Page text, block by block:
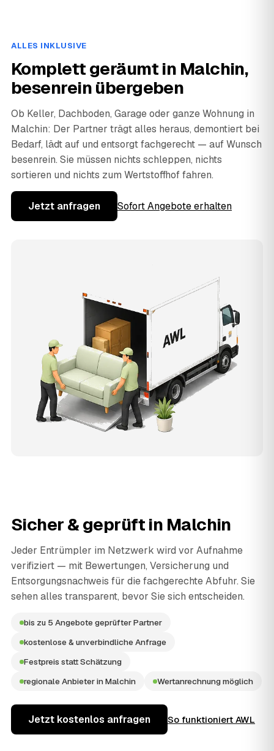
ALLES INKLUSIVE
Komplett geräumt in Malchin,
besenrein übergeben
Ob Keller, Dachboden, Garage oder ganze Wohnung in
Malchin: Der Partner trägt alles heraus, demontiert bei
Bedarf, lädt auf und entsorgt fachgerecht — auf Wunsch
besenrein. Sie müssen nichts schleppen, nichts
sortieren und nichts zum Wertstoffhof fahren.
Jetzt anfragen Sofort Angebote erhalten
Sicher & geprüft in Malchin
Jeder Entrümpler im Netzwerk wird vor Aufnahme
verifiziert — mit Bewertungen, Versicherung und
Entsorgungsnachweis für die fachgerechte Abfuhr. Sie
sehen alles transparent, bevor Sie sich entscheiden.
bis zu 5 Angebote geprüfter Partner
kostenlose & unverbindliche Anfrage
Festpreis statt Schätzung
regionale Anbieter in Malchin
Wertanrechnung möglich
Jetzt kostenlos anfragen So funktioniert AWL